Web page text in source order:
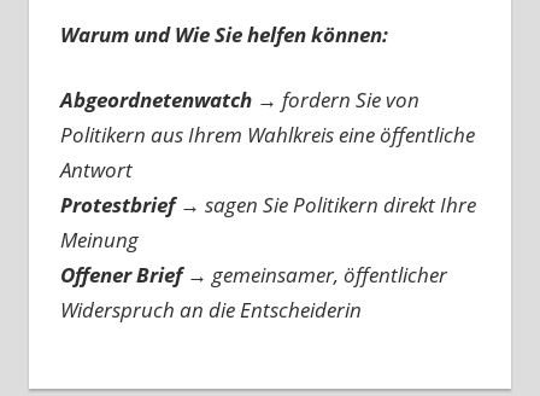
Warum und Wie Sie helfen können:
Abgeordnetenwatch → fordern Sie von
Politikern aus Ihrem Wahlkreis eine öffentliche
Antwort
Protestbrief → sagen Sie Politikern direkt Ihre
Meinung
Offener Brief → gemeinsamer, öffentlicher
Widerspruch an die Entscheiderin